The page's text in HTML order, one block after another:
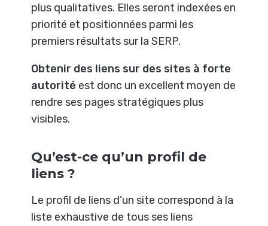
plus qualitatives. Elles seront indexées en
priorité et positionnées parmi les
premiers résultats sur la SERP.
Obtenir des liens sur des sites à forte
autorité est donc un excellent moyen de
rendre ses pages stratégiques plus
visibles.
Qu’est-ce qu’un profil de
liens ?
Le profil de liens d’un site correspond à la
liste exhaustive de tous ses liens